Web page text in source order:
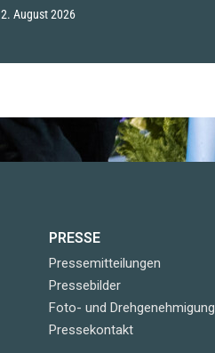
2. August 2026
PRESSE
Pressemitteilungen
Pressebilder
Foto- und Drehgenehmigung
Pressekontakt